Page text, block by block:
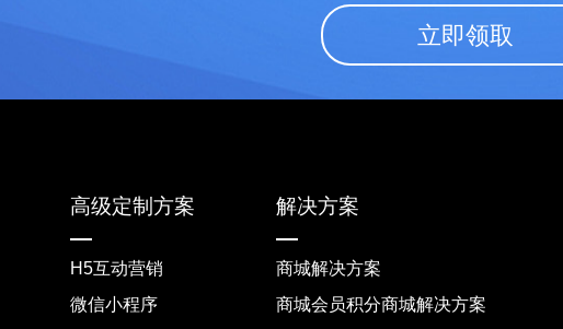
立即领取
高级定制方案
H5互动营销
微信小程序
解决方案
商城解决方案
商城会员积分商城解决方案